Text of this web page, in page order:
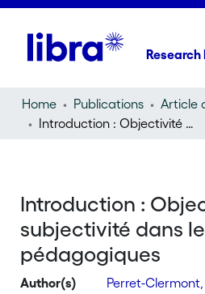
Research
Home Publications
Introduction : Objectivité et subjectivité dans les processus pédagogiques
Introduction :
subjectivité dans
pédagogiques
Author(s)
Perret-Clermont,